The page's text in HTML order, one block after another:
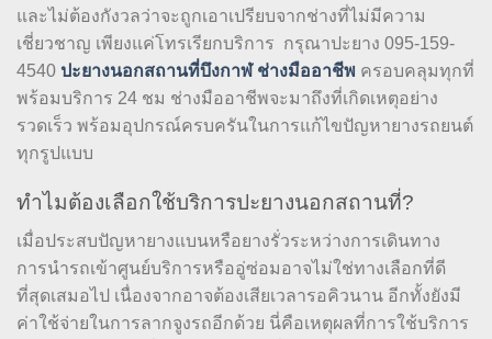
และไม่ต้องกังวลว่าจะถูกเอาเปรียบจากช่างที่ไม่มีความ
เชี่ยวชาญ เพียงแค่โทรเรียกบริการ กรุณาปะยาง 095-159-
4540 ปะยางนอกสถานที่บึงกาฬ ช่างมืออาชีพ ครอบคลุมทุกที่
พร้อมบริการ 24 ชม ช่างมืออาชีพจะมาถึงที่เกิดเหตุอย่าง
รวดเร็ว พร้อมอุปกรณ์ครบครันในการแก้ไขปัญหายางรถยนต์
ทุกรูปแบบ
ทำไมต้องเลือกใช้บริการปะยางนอกสถานที่?
เมื่อประสบปัญหายางแบนหรือยางรั่วระหว่างการเดินทาง
การนำรถเข้าศูนย์บริการหรืออู่ซ่อมอาจไม่ใช่ทางเลือกที่ดี
ที่สุดเสมอไป เนื่องจากอาจต้องเสียเวลารอคิวนาน อีกทั้งยังมี
ค่าใช้จ่ายในการลากจูงรถอีกด้วย นี่คือเหตุผลที่การใช้บริการ